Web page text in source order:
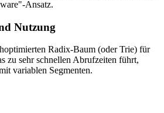
Ansatz.
Nutzung
Radix-Baum (oder Trie) für
zu sehr schnellen Abrufzeiten führt,
variablen Segmenten.